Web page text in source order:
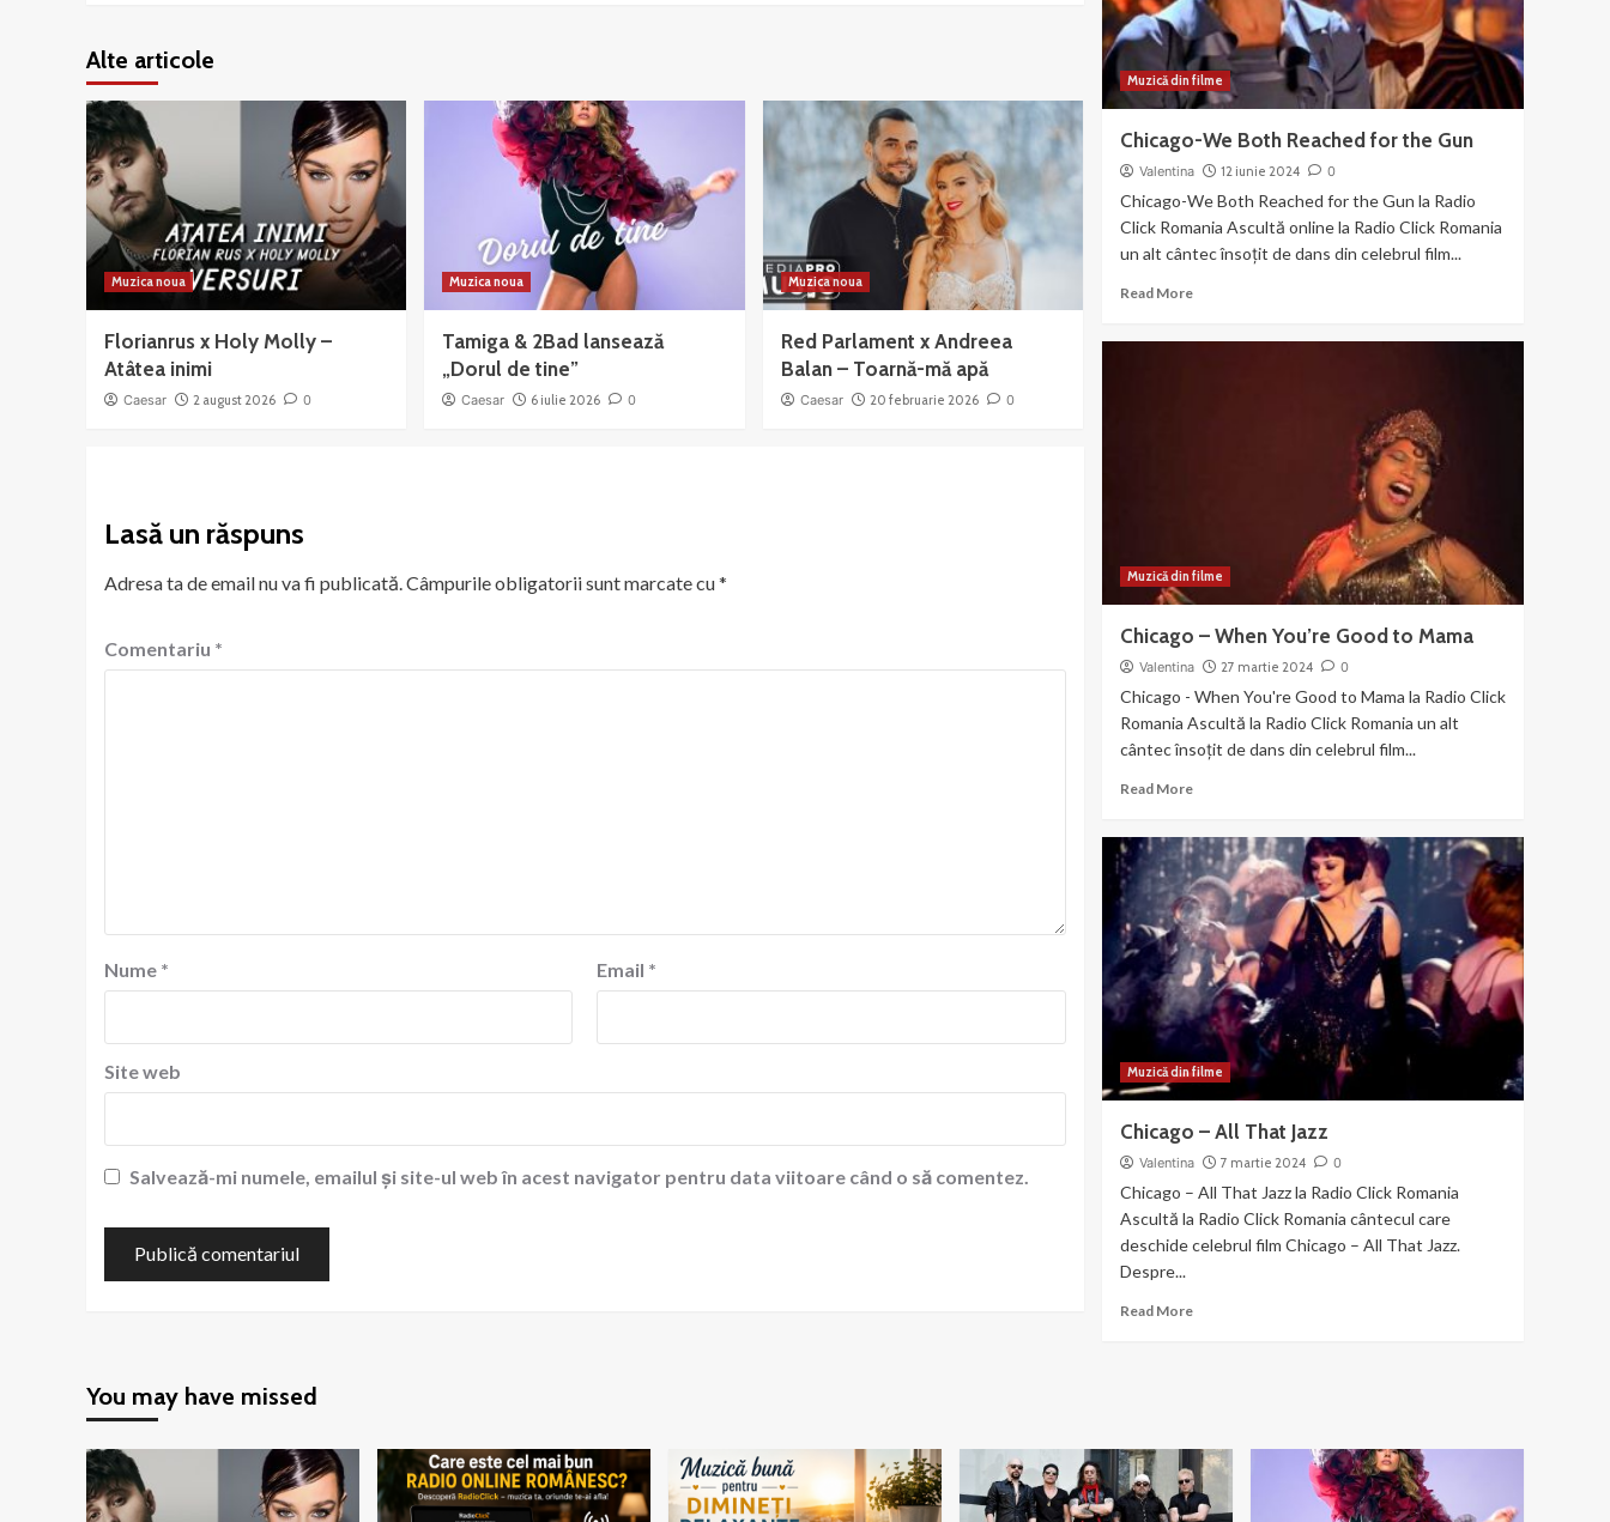
Alte articole
Muzica noua
Florianrus x Holy Molly –
Atâtea inimi
Caesar 2 august 2026 0
Muzica noua
Tamiga & 2Bad lansează
„Dorul de tine”
Caesar 6 iulie 2026 0
Muzica noua
Red Parlament x Andreea
Balan – Toarnă-mă apă
Caesar 20 februarie 2026 0
Lasă un răspuns
Adresa ta de email nu va fi publicată.Câmpurile obligatorii sunt marcate cu*
Comentariu *
Nume * Email *
Site web
Salvează-mi numele, emailul și site-ul web în acest navigator pentru data viitoare când o să comentez.
Muzică din filme
Chicago-We Both Reached for the Gun
Valentina 12 iunie 2024 0
Chicago-We Both Reached for the Gun la Radio
Click Romania Ascultă online la Radio Click Romania
un alt cântec însoțit de dans din celebrul film...
Read MoreRead
Muzică din filme
Chicago – When You’re Good to Mama
Valentina 27 martie 2024 0
Chicago - When You're Good to Mama la Radio Click
Romania Ascultă la Radio Click Romania un alt
cântec însoțit de dans din celebrul film...
Read MoreRead
Chicago
–
When
You’re
Good
to
Mama
Muzică din filme
Chicago – All That Jazz
Valentina 7 martie 2024 0
Chicago – All That Jazz la Radio Click Romania
Ascultă la Radio Click Romania cântecul care
deschide celebrul film Chicago – All That Jazz.
Despre...
Read MoreRead
Jazz
You may have missed